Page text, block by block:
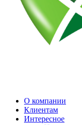
О компании
Клиентам
Интересное